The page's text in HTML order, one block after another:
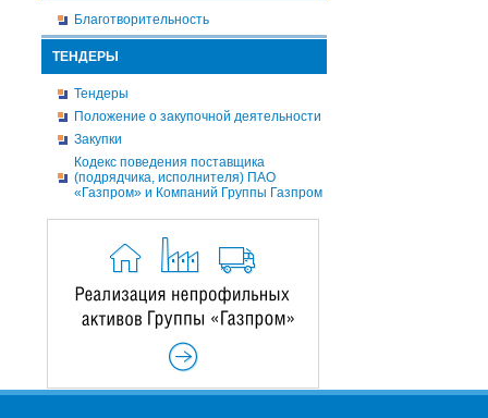
Благотворительность
ТЕНДЕРЫ
Тендеры
Положение о закупочной деятельности
Закупки
Кодекс поведения поставщика
(подрядчика, исполнителя) ПАО
«Газпром» и Компаний Группы Газпром